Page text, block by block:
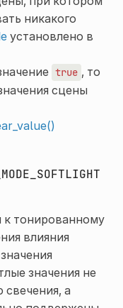
никакого
установлено в
true , то
сцены
к тонированному
влияния
значения не
а